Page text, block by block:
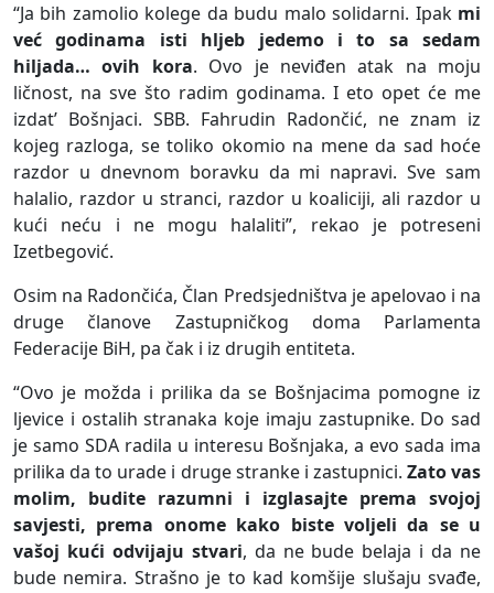
“Ja bih zamolio kolege da budu malo solidarni. Ipak mi
već godinama isti hljeb jedemo i to sa sedam
hiljada… ovih kora. Ovo je neviđen atak na moju
ličnost, na sve što radim godinama. I eto opet će me
izdat’ Bošnjaci. SBB. Fahrudin Radončić, ne znam iz
kojeg razloga, se toliko okomio na mene da sad hoće
razdor u dnevnom boravku da mi napravi. Sve sam
halalio, razdor u stranci, razdor u koaliciji, ali razdor u
kući neću i ne mogu halaliti”, rekao je potreseni
Izetbegović.
Osim na Radončića, Član Predsjedništva je apelovao i na
druge članove Zastupničkog doma Parlamenta
Federacije BiH, pa čak i iz drugih entiteta.
“Ovo je možda i prilika da se Bošnjacima pomogne iz
ljevice i ostalih stranaka koje imaju zastupnike. Do sad
je samo SDA radila u interesu Bošnjaka, a evo sada ima
prilika da to urade i druge stranke i zastupnici. Zato vas
molim, budite razumni i izglasajte prema svojoj
savjesti, prema onome kako biste voljeli da se u
vašoj kući odvijaju stvari, da ne bude belaja i da ne
bude nemira. Strašno je to kad komšije slušaju svađe,